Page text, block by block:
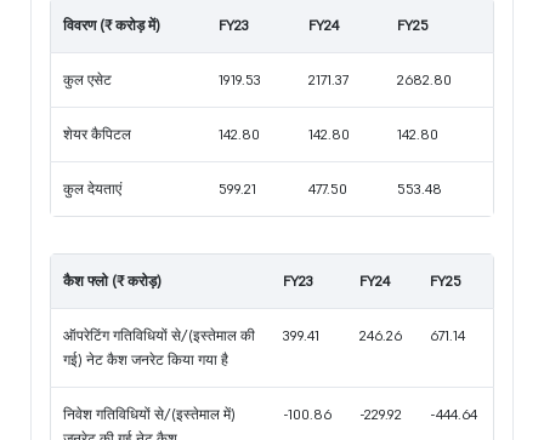
विवरण (₹ करोड़ में) FY23 FY24 FY25
कुल एसेट 1919.53 2171.37 2682.80
शेयर कैपिटल 142.80 142.80 142.80
कुल देयताएं 599.21 477.50 553.48
कैश फ्लो (₹ करोड़) FY23 FY24 FY25
ऑपरेटिंग गतिविधियों से/(इस्तेमाल की
गई) नेट कैश जनरेट किया गया है
399.41 246.26 671.14
निवेश गतिविधियों से/(इस्तेमाल में)
-100.86 -229.92 -444.64